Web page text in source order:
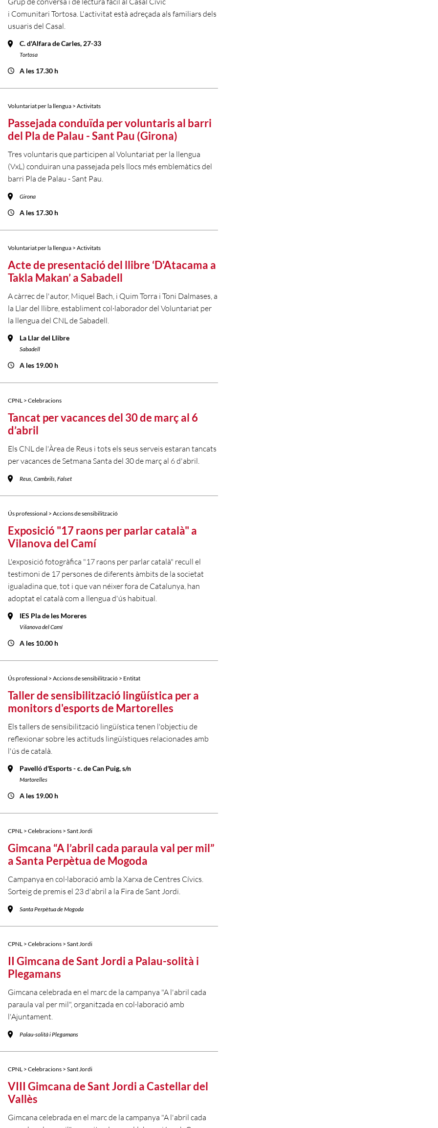
i Comunitari Tortosa. L'activitat està adreçada als familiars dels
usuaris del Casal.
C. d'Alfara de Carles, 27-33
Tortosa
A les 17.30 h
Voluntariat per la llengua > Activitats
Passejada conduïda per voluntaris al barri
del Pla de Palau - Sant Pau (Girona)
Tres voluntaris que participen al Voluntariat per la llengua
(VxL) conduiran una passejada pels llocs més emblemàtics del
barri Pla de Palau - Sant Pau.
Girona
A les 17.30 h
Voluntariat per la llengua > Activitats
Acte de presentació del llibre ‘D’Atacama a
Takla Makan’ a Sabadell
A càrrec de l'autor, Miquel Bach, i Quim Torra i Toni Dalmases, a
la Llar del llibre, establiment col·laborador del Voluntariat per
la llengua del CNL de Sabadell.
La Llar del Llibre
Sabadell
A les 19.00 h
CPNL > Celebracions
Tancat per vacances del 30 de març al 6
d’abril
Els CNL de l'Àrea de Reus i tots els seus serveis estaran tancats
per vacances de Setmana Santa del 30 de març al 6 d'abril.
Reus, Cambrils, Falset
Ús professional > Accions de sensibilització
Exposició "17 raons per parlar català" a
Vilanova del Camí
L'exposició fotogràfica "17 raons per parlar català" recull el
testimoni de 17 persones de diferents àmbits de la societat
igualadina que, tot i que van néixer fora de Catalunya, han
adoptat el català com a llengua d'ús habitual.
IES Pla de les Moreres
Vilanova del Camí
A les 10.00 h
Ús professional > Accions de sensibilització > Entitat
Taller de sensibilització lingüística per a
monitors d'esports de Martorelles
Els tallers de sensibilització lingüística tenen l'objectiu de
reflexionar sobre les actituds lingüístiques relacionades amb
l'ús de català.
Pavelló d'Esports - c. de Can Puig, s/n
Martorelles
A les 19.00 h
CPNL > Celebracions > Sant Jordi
Gimcana “A l’abril cada paraula val per mil”
a Santa Perpètua de Mogoda
Campanya en col·laboració amb la Xarxa de Centres Cívics.
Sorteig de premis el 23 d'abril a la Fira de Sant Jordi.
Santa Perpètua de Mogoda
CPNL > Celebracions > Sant Jordi
II Gimcana de Sant Jordi a Palau-solità i
Plegamans
Gimcana celebrada en el marc de la campanya "A l'abril cada
paraula val per mil", organitzada en col·laboració amb
l'Ajuntament.
Palau-solità i Plegamans
CPNL > Celebracions > Sant Jordi
VIII Gimcana de Sant Jordi a Castellar del
Vallès
Gimcana celebrada en el marc de la campanya "A l'abril cada